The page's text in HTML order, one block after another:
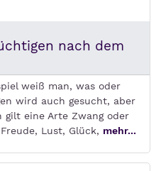
nach dem
weiß man, was oder
wird auch gesucht, aber
gilt eine Arte Zwang oder
Lust, Glück, mehr...